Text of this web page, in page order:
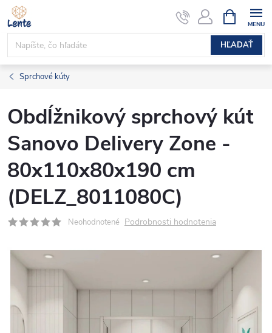
Prejsť
na
obsah
HĽADAŤ
KOŠÍK
Sprchové kúty
Obdĺžnikový sprchový kút
Sanovo Delivery Zone -
80x110x80x190 cm
(DELZ_8011080C)
Neohodnotené Podrobnosti hodnotenia